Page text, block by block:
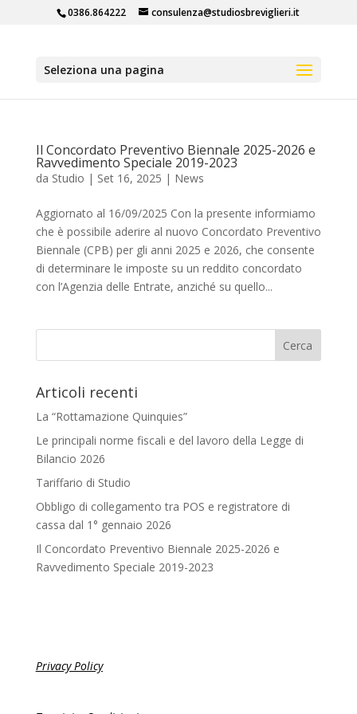
0386.864222 consulenza@studiosbreviglieri.it
Seleziona una pagina
Il Concordato Preventivo Biennale 2025-2026 e
Ravvedimento Speciale 2019-2023
da Studio | Set 16, 2025 | News
Aggiornato al 16/09/2025 Con la presente informiamo
che è possibile aderire al nuovo Concordato Preventivo
Biennale (CPB) per gli anni 2025 e 2026, che consente
di determinare le imposte su un reddito concordato
con l’Agenzia delle Entrate, anziché su quello...
Articoli recenti
La “Rottamazione Quinquies”
Le principali norme fiscali e del lavoro della Legge di
Bilancio 2026
Tariffario di Studio
Obbligo di collegamento tra POS e registratore di
cassa dal 1° gennaio 2026
Il Concordato Preventivo Biennale 2025-2026 e
Ravvedimento Speciale 2019-2023
Privacy Policy